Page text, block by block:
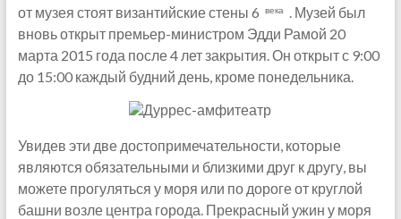
от музея стоят византийские стены 6 века. Музей был
вновь открыт премьер-министром Эдди Рамой 20
марта 2015 года после 4 лет закрытия. Он открыт с 9:00
до 15:00 каждый будний день, кроме понедельника.
Увидев эти две достопримечательности, которые
являются обязательными и близкими друг к другу, вы
можете прогуляться у моря или по дороге от круглой
башни возле центра города. Прекрасный ужин у моря